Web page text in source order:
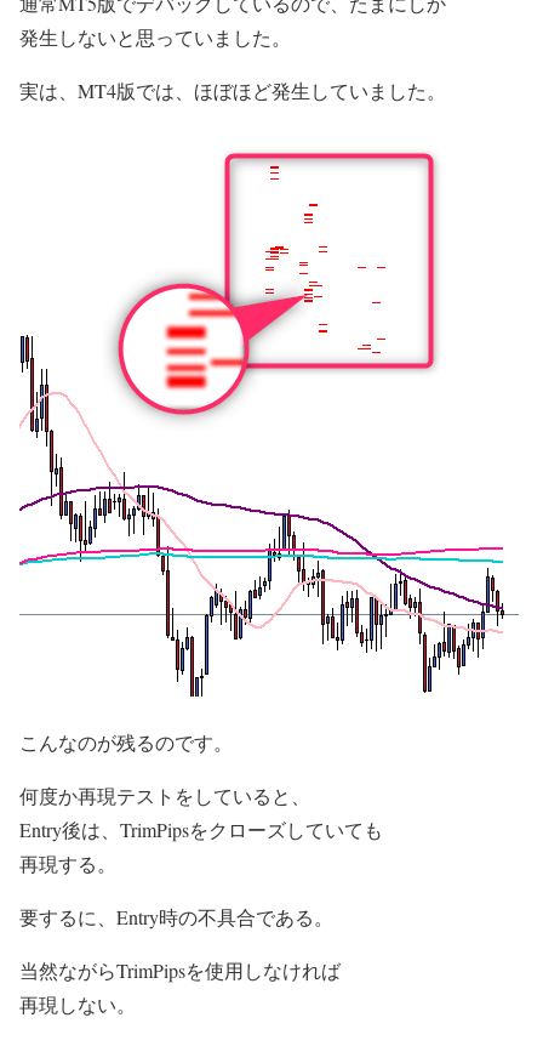
発生しないと思っていました。
実は、MT4版では、ほぼほど発生していました。
こんなのが残るのです。
何度か再現テストをしていると、
Entry後は、TrimPipsをクローズしていても
再現する。
要するに、Entry時の不具合である。
当然ながらTrimPipsを使用しなければ
再現しない。